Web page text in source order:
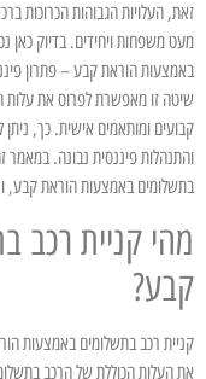
זאת, העלויות הגבוהות הכרוכות
מעט משפחות ויחידים. בדיוק כאן
באמצעות הוראת קבע – פתרון
שיטה זו מאפשרת לפרוס את עלות
קבועים ומותאמים אישית. כך,
והתנהלות פיננסית נבונה. במאמר
בתשלומים באמצעות הוראת קבע,
מהי קניית רכב
קבע?
קניית רכב בתשלומים באמצעות
את העלות הכוללת של הרכב